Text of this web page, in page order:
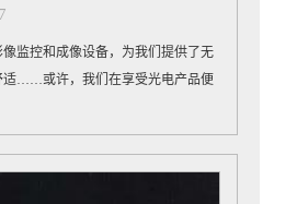
像监控和成像设备，为我们提供了无
适……或许，我们在享受光电产品便